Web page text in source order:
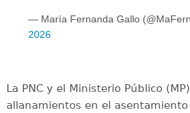
— María Fernanda Gallo
2026
La PNC y el Ministerio Público
allanamientos en el